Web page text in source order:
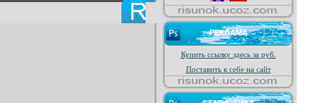
РЕКЛАМА
Купить ссылку здесь за руб.
Поставить к себе на сайт